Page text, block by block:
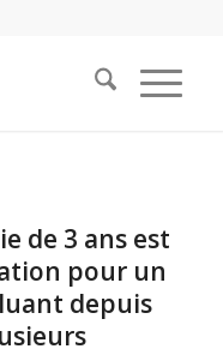
de 3 ans est
pour un
depuis